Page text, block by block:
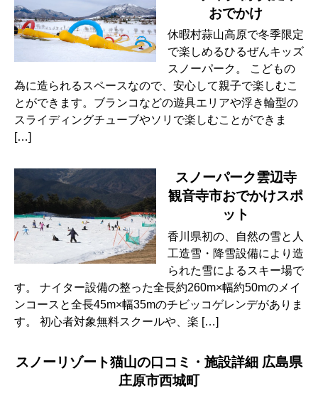
おでかけ
休暇村蒜山高原で冬季限定
で楽しめるひるぜんキッズ
スノーパーク。 こどもの
為に造られるスペースなので、安心して親子で楽しむこ
とができます。ブランコなどの遊具エリアや浮き輪型の
スライディングチューブやソリで楽しむことができま
[…]
スノーパーク雲辺寺
観音寺市おでかけスポ
ット
香川県初の、自然の雪と人
工造雪・降雪設備により造
られた雪によるスキー場で
す。 ナイター設備の整った全長約260m×幅約50mのメイ
ンコースと全長45m×幅35mのチビッコゲレンデがありま
す。 初心者対象無料スクールや、楽 […]
スノーリゾート猫山の口コミ・施設詳細 広島県
庄原市西城町